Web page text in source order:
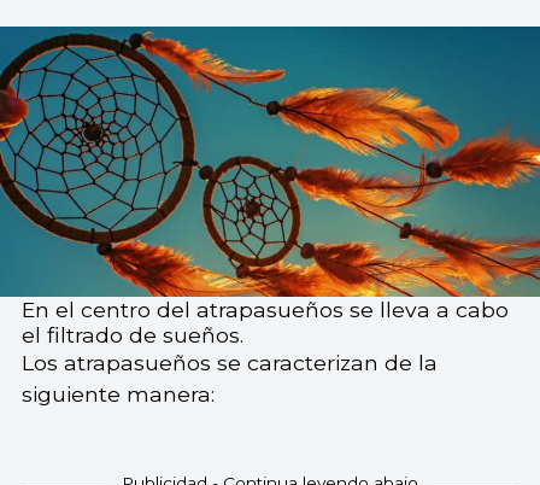
En el centro del atrapasueños se lleva a cabo
el filtrado de sueños.
Los atrapasueños se caracterizan de la
siguiente manera: